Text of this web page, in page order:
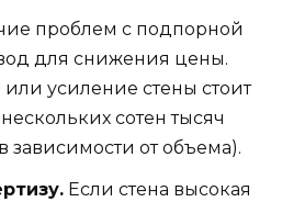
проблем с подпорной
для снижения цены.
или усиление стены стоит
сотен тысяч
зависимости от объема).
Если стена высокая